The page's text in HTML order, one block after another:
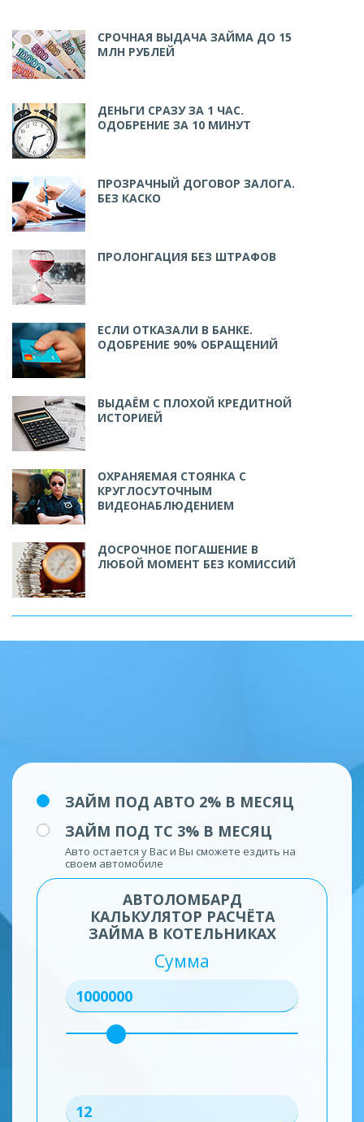
СРОЧНАЯ ВЫДАЧА ЗАЙМА ДО 15
МЛН РУБЛЕЙ
ДЕНЬГИ СРАЗУ ЗА 1 ЧАС.
ОДОБРЕНИЕ ЗА 10 МИНУТ
ПРОЗРАЧНЫЙ ДОГОВОР ЗАЛОГА.
БЕЗ КАСКО
ПРОЛОНГАЦИЯ БЕЗ ШТРАФОВ
ЕСЛИ ОТКАЗАЛИ В БАНКЕ.
ОДОБРЕНИЕ 90% ОБРАЩЕНИЙ
ВЫДАЁМ С ПЛОХОЙ КРЕДИТНОЙ
ИСТОРИЕЙ
ОХРАНЯЕМАЯ СТОЯНКА С
КРУГЛОСУТОЧНЫМ
ВИДЕОНАБЛЮДЕНИЕМ
ДОСРОЧНОЕ ПОГАШЕНИЕ В
ЛЮБОЙ МОМЕНТ БЕЗ КОМИССИЙ
ЗАЙМ ПОД АВТО 2% В МЕСЯЦ
ЗАЙМ ПОД ТС 3% В МЕСЯЦ
Авто остается у Вас и Вы сможете ездить на
своем автомобиле
АВТОЛОМБАРД
КАЛЬКУЛЯТОР РАСЧЁТА
ЗАЙМА В КОТЕЛЬНИКАХ
Сумма